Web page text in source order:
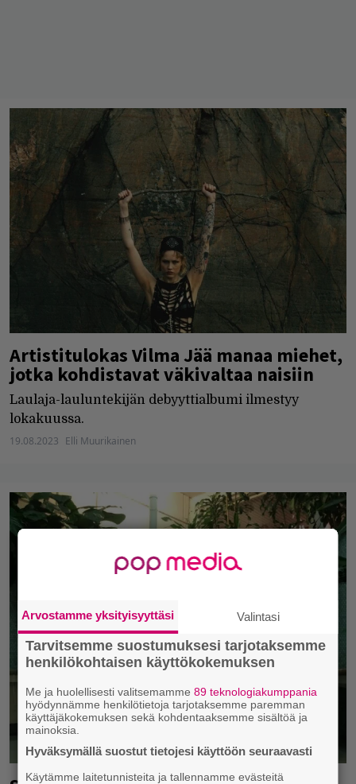
Artistitulokas Vilma Jää manaa miehet,
jotka kohdistavat väkivaltaa naisiin
Laulaja-lauluntekijän debyyttialbumi ilmestyy
lokakuussa.
19.08.2023 Elli Muurikainen
Arvostamme yksityisyyttäsi Valintasi
Tarvitsemme suostumuksesi tarjotaksemme
henkilökohtaisen käyttökokemuksen
Me ja huolellisesti valitsemamme89 teknologiakumppania
hyödynnämme henkilötietoja tarjotaksemme paremman
käyttäjäkokemuksen sekä kohdentaaksemme sisältöä ja
mainoksia.
Hyväksymällä suostut tietojesi käyttöön seuraavasti
Käytämme laitetunnisteita ja tallennamme evästeitä